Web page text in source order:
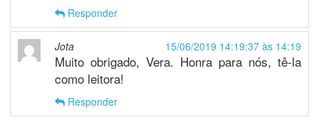
Responder
15/06/2019 14:19:37 às 14:19
Jota
Muito obrigado, Vera. Honra para nós, tê-la
como leitora!
Responder